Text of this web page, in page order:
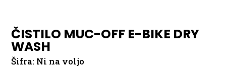
ČISTILO MUC-OFF E-BIKE DRY
WASH
Šifra: Ni na voljo